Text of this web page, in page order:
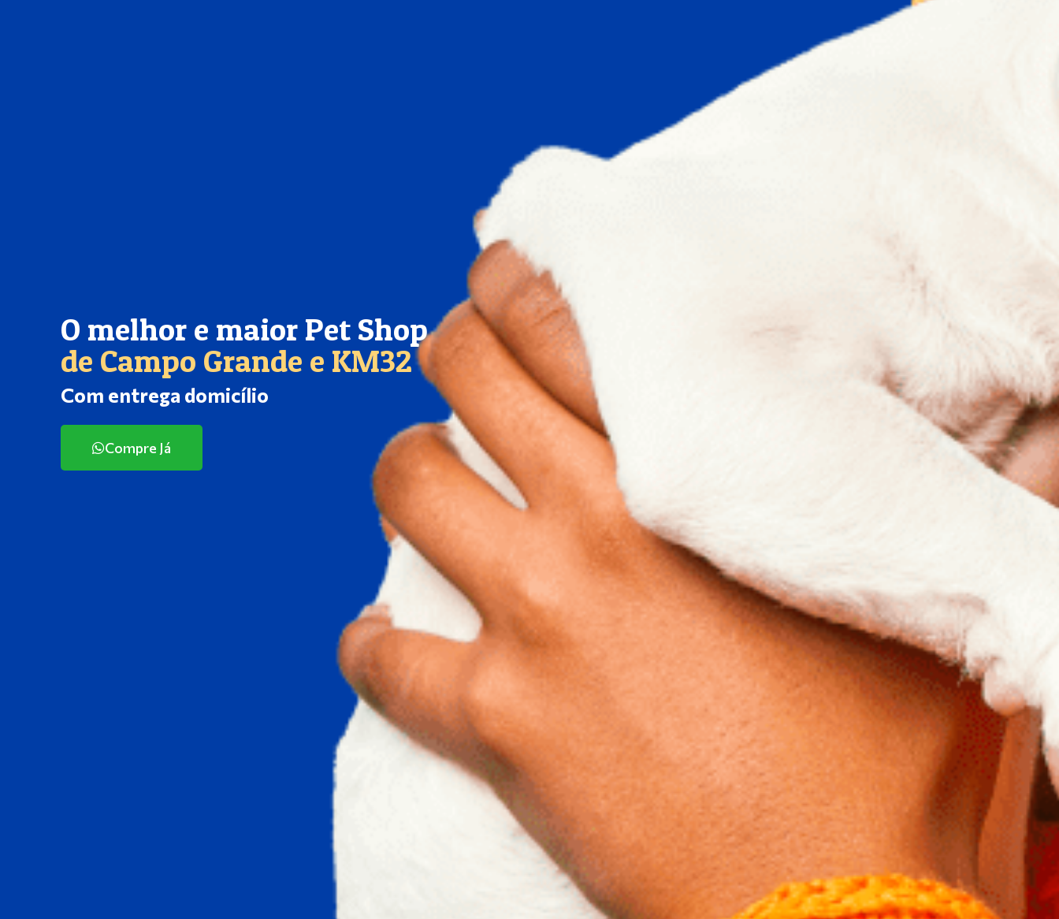
O melhor e maior Pet Shop
de Campo Grande e KM32
Com entrega domicílio
Compre Já